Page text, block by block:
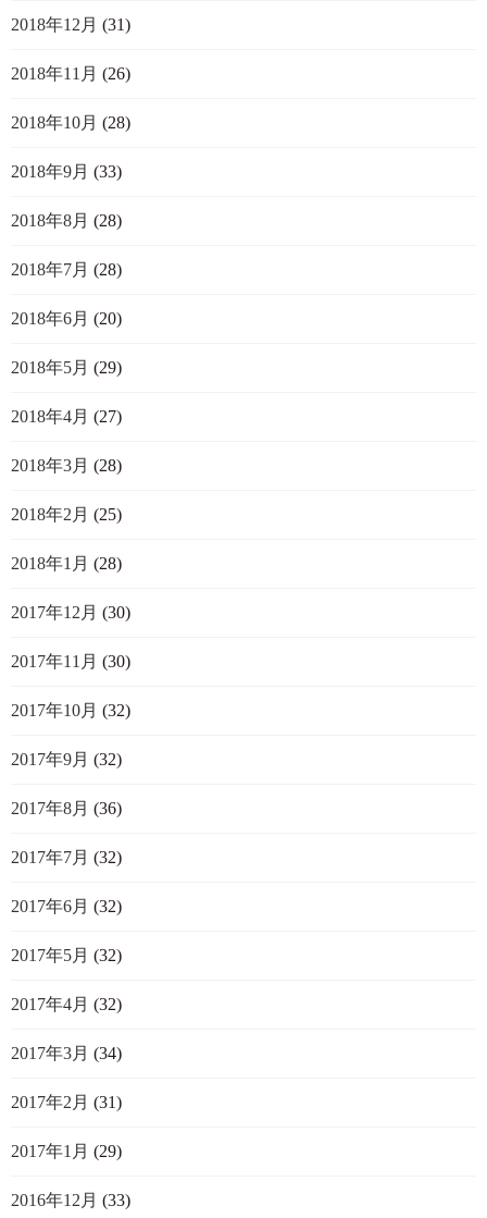
2018年12月 (31)
2018年11月 (26)
2018年10月 (28)
2018年9月 (33)
2018年8月 (28)
2018年7月 (28)
2018年6月 (20)
2018年5月 (29)
2018年4月 (27)
2018年3月 (28)
2018年2月 (25)
2018年1月 (28)
2017年12月 (30)
2017年11月 (30)
2017年10月 (32)
2017年9月 (32)
2017年8月 (36)
2017年7月 (32)
2017年6月 (32)
2017年5月 (32)
2017年4月 (32)
2017年3月 (34)
2017年2月 (31)
2017年1月 (29)
2016年12月 (33)